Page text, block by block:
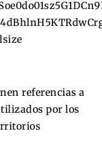
referencias a
por los